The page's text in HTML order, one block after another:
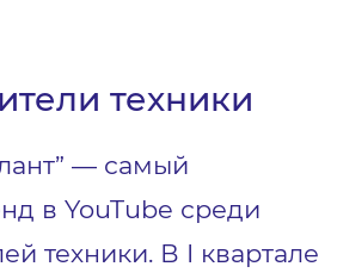
техники
— самый
в YouTube среди
техники. В I квартале